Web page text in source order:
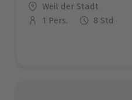
Standort
Weil der Stadt
Anzahl der Teilnehmer
1 Pers. 8 Std